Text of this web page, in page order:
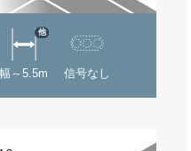
幅～5.5m
他
信号なし